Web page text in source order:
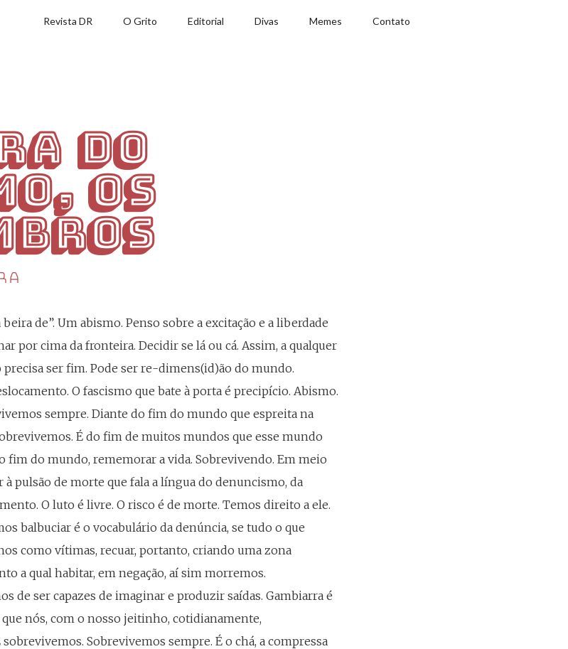
Revista DR O Grito Editorial Divas Memes Contato
do
os
de”. Um abismo. Penso sobre a excitação e a liberdade
por cima da fronteira. Decidir se lá ou cá. Assim, a qualquer
ser fim. Pode ser re-dimens(id)ão do mundo.
O fascismo que bate à porta é precipício. Abismo.
sempre. Diante do fim do mundo que espreita na
É do fim de muitos mundos que esse mundo
fim do mundo, rememorar a vida. Sobrevivendo. Em meio
à pulsão de morte que fala a língua do denuncismo, da
O luto é livre. O risco é de morte. Temos direito a ele.
balbuciar é o vocabulário da denúncia, se tudo o que
como vítimas, recuar, portanto, criando uma zona
a qual habitar, em negação, aí sim morremos.
de ser capazes de imaginar e produzir saídas. Gambiarra é
que nós, com o nosso jeitinho, cotidianamente,
Sobrevivemos sempre. É o chá, a compressa